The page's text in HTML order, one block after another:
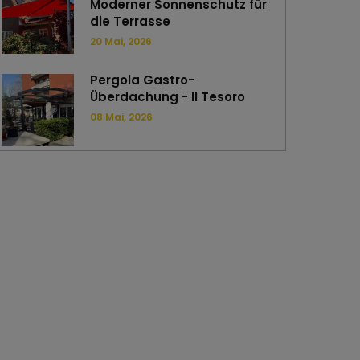
Moderner Sonnenschutz für
die Terrasse
20 Mai, 2026
Pergola Gastro-
Überdachung - Il Tesoro
08 Mai, 2026